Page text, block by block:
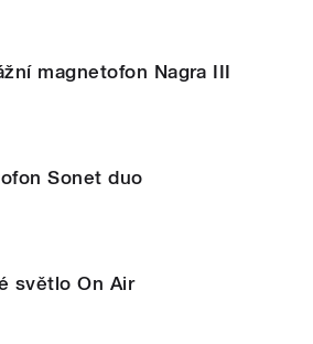
magnetofon Nagra III
Sonet duo
světlo On Air